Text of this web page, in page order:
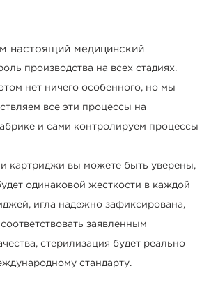
настоящий медицинский
производства на всех стадиях.
нет ничего особенного, но мы
все эти процессы на
и сами контролируем процессы
картриджи вы можете быть уверены,
одинаковой жесткости в каждой
игла надежно зафиксирована,
заявленным
стерилизация будет реально
стандарту.